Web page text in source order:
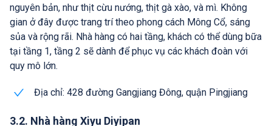
nguyên bản, như thịt cừu nướng, thịt gà xào, và mì. Không
gian ở đây được trang trí theo phong cách Mông Cổ, sáng
sủa và rộng rãi. Nhà hàng có hai tầng, khách có thể dùng bữa
tại tầng 1, tầng 2 sẽ dành để phục vụ các khách đoàn với
quy mô lớn.
Địa chỉ: 428 đường Gangjiang Đông, quận Pingjiang
3.2. Nhà hàng Xiyu Diyipan